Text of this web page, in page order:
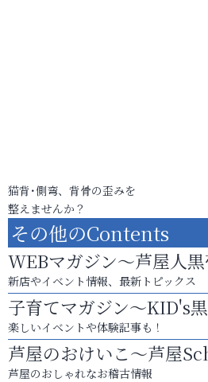
猫背･側弯、背骨の歪みを
整えませんか？
その他のContents
WEBマガジン～芦屋人
新店やイベント情報、最新トピックス
子育てマガジン～KID's
楽しいイベントや体験記事も！
芦屋のおけいこ～芦屋
芦屋のおしゃれなお稽古情報